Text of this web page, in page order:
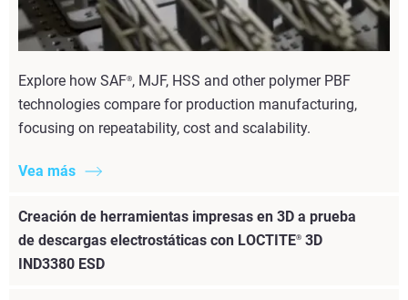
Explore how SAF®, MJF, HSS and other polymer PBF
technologies compare for production manufacturing,
focusing on repeatability, cost and scalability.
Vea más
Creación de herramientas impresas en 3D a prueba
de descargas electrostáticas con LOCTITE® 3D
IND3380 ESD